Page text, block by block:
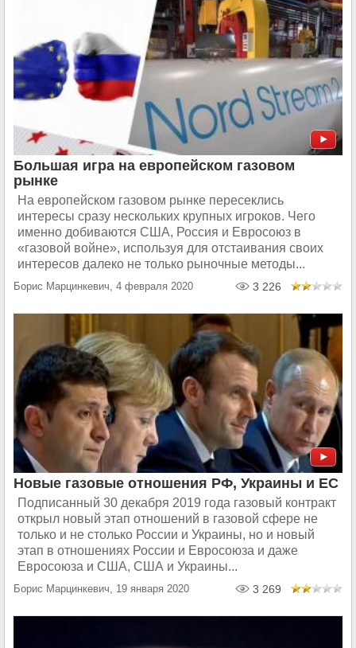
Большая игра на европейском газовом
рынке
На европейском газовом рынке пересеклись
интересы сразу нескольких крупных игроков. Чего
именно добиваются США, Россия и Евросоюз в
«газовой войне», используя для отстаивания своих
интересов далеко не только рыночные методы...
Борис Марцинкевич, 4 февраля 2020 3 226
Новые газовые отношения РФ, Украины и ЕС
Подписанный 30 декабря 2019 года газовый контракт
открыл новый этап отношений в газовой сфере не
только и не столько России и Украины, но и новый
этап в отношениях России и Евросоюза и даже
Евросоюза и США, США и Украины...
Борис Марцинкевич, 19 января 2020 3 269